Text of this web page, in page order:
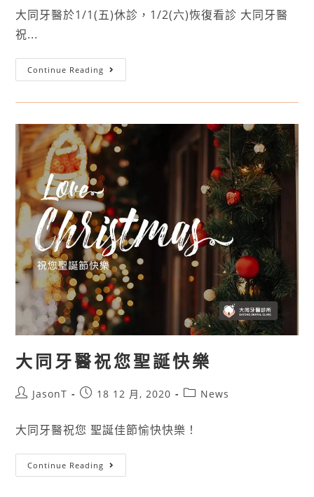
大同牙醫於1/1(五)休診，1/2(六)恢復看診 大同牙醫
祝...
Continue Reading
大同牙醫祝您聖誕快樂
JasonT 18 12 月, 2020 News
大同牙醫祝您 聖誕佳節愉快快樂！
Continue Reading